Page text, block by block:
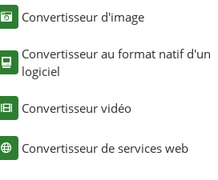
Convertisseur d'image
Convertisseur au format natif d'un
logiciel
Convertisseur vidéo
Convertisseur de services web